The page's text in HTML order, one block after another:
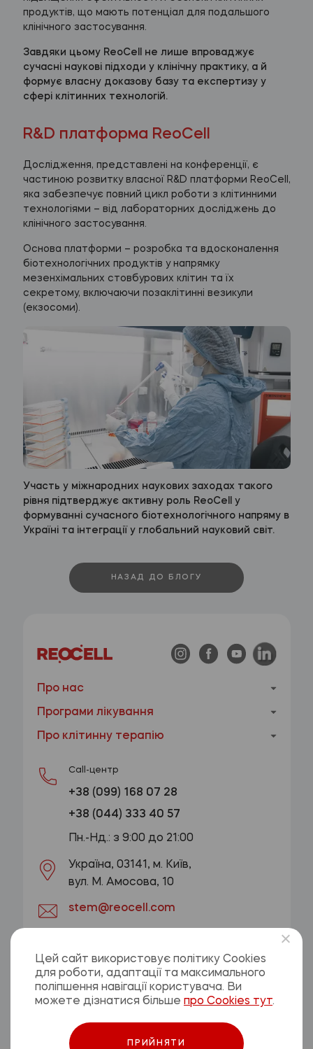
продуктів, що мають потенціал для подальшого
клінічного застосування.
Завдяки цьому ReoCell не лише впроваджує
сучасні наукові підходи у клінічну практику, а й
формує власну доказову базу та експертизу у
сфері клітинних технологій.
R&D платформа ReoCell
Дослідження, представлені на конференції, є
частиною розвитку власної R&D платформи ReoCell,
яка забезпечує повний цикл роботи з клітинними
технологіями – від лабораторних досліджень до
клінічного застосування.
Основа платформи – розробка та вдосконалення
біотехнологічних продуктів у напрямку
мезенхімальних стовбурових клітин та їх
секретому, включаючи позаклітинні везикули
(екзосоми).
Участь у міжнародних наукових заходах такого
рівня підтверджує активну роль ReoCell у
формуванні сучасного біотехнологічного напряму в
Україні та інтеграції у глобальний науковий світ.
НАЗАД ДО БЛОГУ
Про нас
Програми лікування
Про клітинну терапію
Call-центр
+38 (099) 168 07 28
+38 (044) 333 40 57
Пн.-Нд.: з 9:00 до 21:00
Україна, 03141, м. Київ,
вул. М. Амосова, 10
stem@reocell.com
Політика конфіденційності
Договір оферти
Цей сайт використовує політику Cookies
для роботи, адаптації та максимального
поліпшення навігації користувача. Ви
можете дізнатися більше про Cookies тут.
ПРИЙНЯТИ